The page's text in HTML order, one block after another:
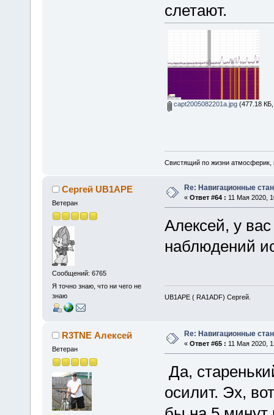
слетают.
capt2005082201a.jpg(477.18 КБ,
Свистящий по жизни
Сергей UB1APE
Ветеран
Сообщений: 6765
Я точно знаю, что ни чего не
знаю
Re: Навигационные
« Ответ #64 : 11 Мая 2020,
Алексей, у
наблюдений
UB1APE ( RA1ADF) Сергей.
R3TNE Алексей
Ветеран
Re: Навигационные
« Ответ #65 : 11 Мая 2020,
Да,
осилит. Эх,